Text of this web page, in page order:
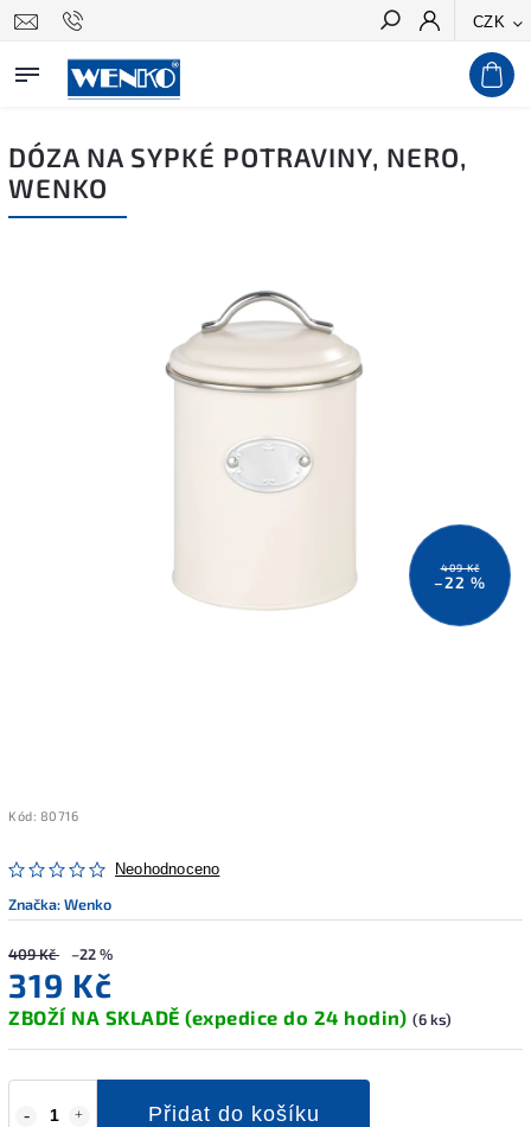
CZK
Hledat
DÓZA NA SYPKÉ POTRAVINY, NERO,
WENKO
409 Kč
–22 %
Kód: 80716
Neohodnoceno
Značka:Wenko
409 Kč –22 %
319 Kč
ZBOŽÍ NA SKLADĚ (expedice do 24 hodin) (6 ks)
Přidat do košíku